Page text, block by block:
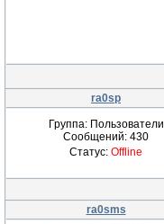
ra0sp
Группа: Пользователи
Сообщений: 430
Статус: Offline
ra0sms